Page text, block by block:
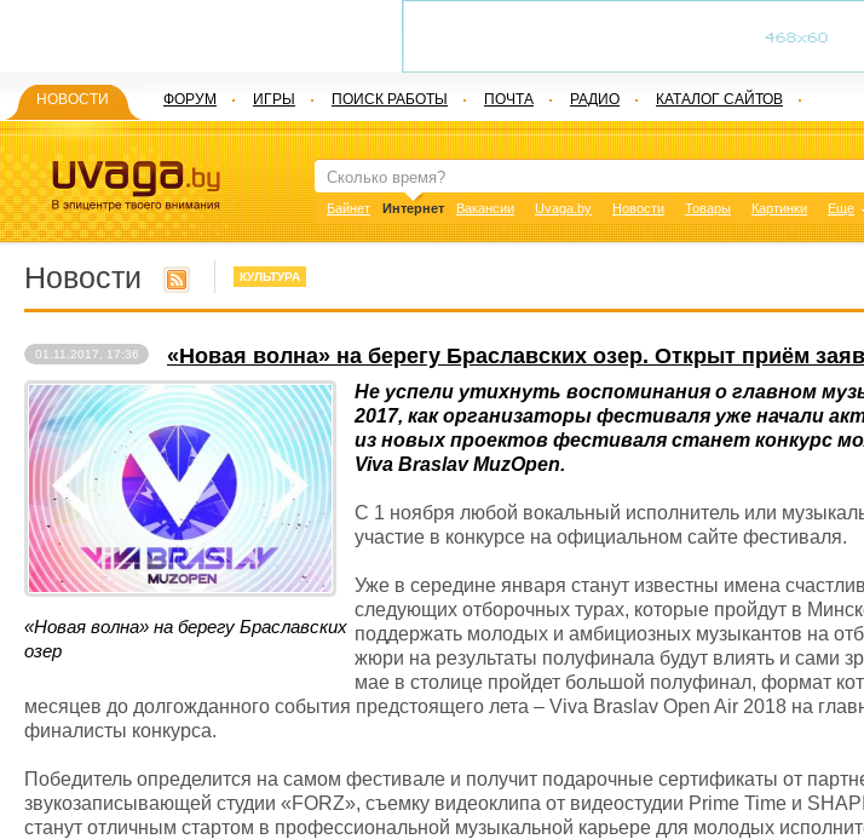
Новости КУЛЬТУРА
01.11.2017, 17:36 «Новая волна» на берегу Браславских озер. Открыт приём
«Новая волна» на берегу Браславских
озер
Не успели утихнуть воспоминания о главном
2017, как организаторы фестиваля уже начали
из новых проектов фестиваля станет конкурс
Viva Braslav MuzOpen.
С 1 ноября любой вокальный исполнитель или
участие в конкурсе на официальном сайте фестиваля.
Уже в середине января станут известны имена
следующих отборочных турах, которые пройдут в
поддержать молодых и амбициозных музыкантов на
жюри на результаты полуфинала будут влиять и сами
мае в столице пройдет большой полуфинал, формат
месяцев до долгожданного события предстоящего лета – Viva Braslav Open Air 2018 на
финалисты конкурса.
Победитель определится на самом фестивале и получит подарочные сертификаты от
звукозаписывающей студии «FORZ», съемку видеоклипа от видеостудии Prime Time и
станут отличным стартом в профессиональной музыкальной карьере для молодых
Байнет Интернет Вакансии Uvaga.by Новости Товары Картинки Еще
НОВОСТИ ФОРУМ ИГРЫ ПОИСК РАБОТЫ ПОЧТА РАДИО КАТАЛОГ САЙТОВ